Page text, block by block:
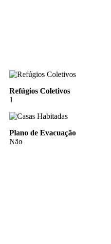
Refúgios Coletivos
1
Plano de Evacuação
Não